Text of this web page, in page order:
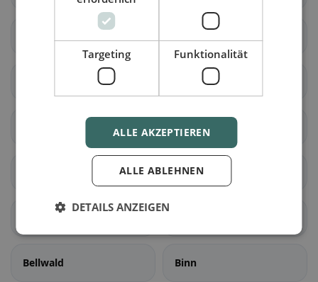
Termen
Zwischbergen Ardon
Orsières
Sembrancher
Bellwald Binn
Targeting Funktionalität
ALLE AKZEPTIEREN
ALLE ABLEHNEN
DETAILS ANZEIGEN